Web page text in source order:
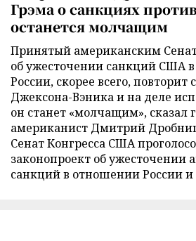
Грэма о санкциях
останется молчащим
Принятый американским
об ужесточении санкций США
России, скорее всего, повторит
Джексона-Вэника и на деле
он станет «молчащим», сказал
американист Дмитрий
Сенат Конгресса США
законопроект об ужесточении
санкций в отношении России